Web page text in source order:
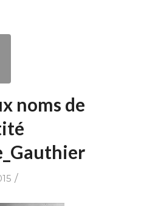
noms de
/